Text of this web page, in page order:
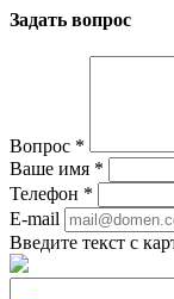
Задать вопрос
Вопрос *
Ваше имя *
Телефон *
E-mail
Введите текст с